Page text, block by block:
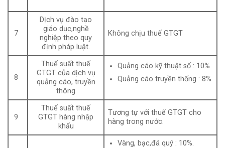
7
Dịch vụ đào tạo
giáo dục,nghề
nghiệp theo quy
định pháp luật.
Không chịu thuế GTGT
8
Thuế suất thuế
GTGT của dịch vụ
quảng cáo, truyền
thông
Quảng cáo kỹ thuật số : 10%
Quảng cáo truyền thống : 8%
9
Thuế suất thuế
GTGT hàng nhập
khẩu
Tương tự với thuế GTGT cho
hàng trong nước.
Vàng, bạc,đá quý : 10%.